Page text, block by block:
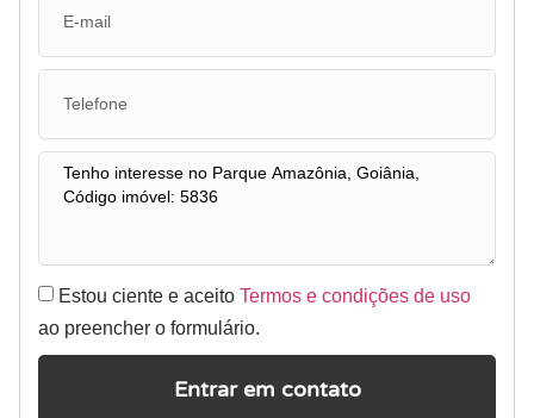
Estou ciente e aceito Termos e condições de uso
ao preencher o formulário.
Entrar em contato